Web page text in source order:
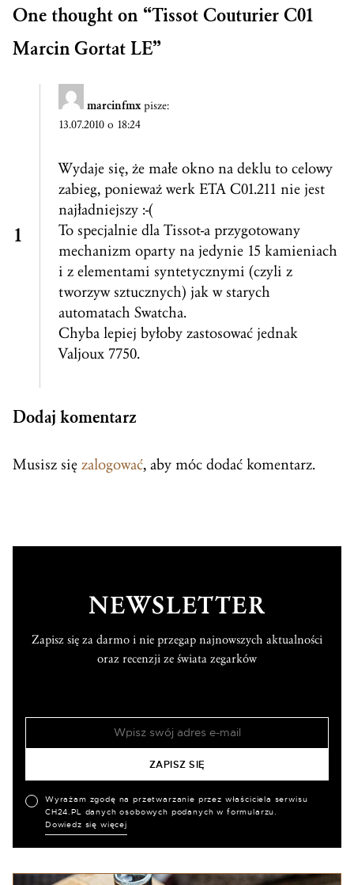
One thought on “Tissot Couturier C01
Marcin Gortat LE”
marcinfmx pisze:
13.07.2010 o 18:24
Wydaje się, że małe okno na deklu to celowy
zabieg, ponieważ werk ETA C01.211 nie jest
najładniejszy :-(
To specjalnie dla Tissot-a przygotowany
mechanizm oparty na jedynie 15 kamieniach
i z elementami syntetycznymi (czyli z
tworzyw sztucznych) jak w starych
automatach Swatcha.
Chyba lepiej byłoby zastosować jednak
Valjoux 7750.
Dodaj komentarz
Musisz się zalogować, aby móc dodać komentarz.
NEWSLETTER
Zapisz się za darmo i nie przegap najnowszych aktualności
oraz recenzji ze świata zegarków
Wyrażam zgodę na przetwarzanie przez właściciela serwisu
CH24.PL danych osobowych podanych w formularzu.
Dowiedz się więcej